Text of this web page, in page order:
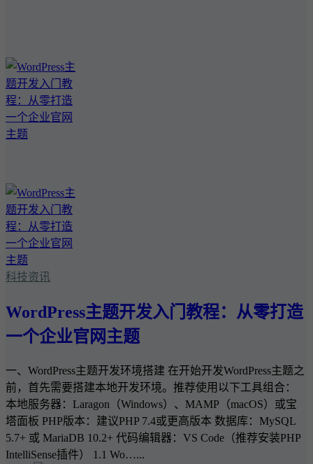
科技资讯
WordPress主题开发入门教程：从零打造
一个企业官网主题
一、WordPress主题开发环境搭建 在开始开发WordPress主题之
前，首先需要搭建本地开发环境。推荐使用以下工具组合：
本地服务器：Laragon（Windows）、MAMP（macOS）或宝
塔面板 PHP版本：建议PHP 7.4或更高版本 数据库：MySQL
5.7+ 或 MariaDB 10.2+ 代码编辑器：VS Code（推荐安装PHP
IntelliSense插件） 1.1 Wo…...